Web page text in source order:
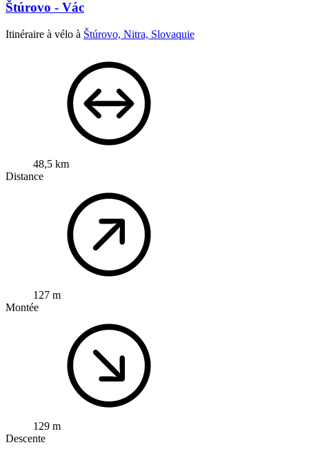
Štúrovo - Vác
Itinéraire à vélo à Štúrovo, Nitra, Slovaquie
48,5 km
Distance
127 m
Montée
129 m
Descente